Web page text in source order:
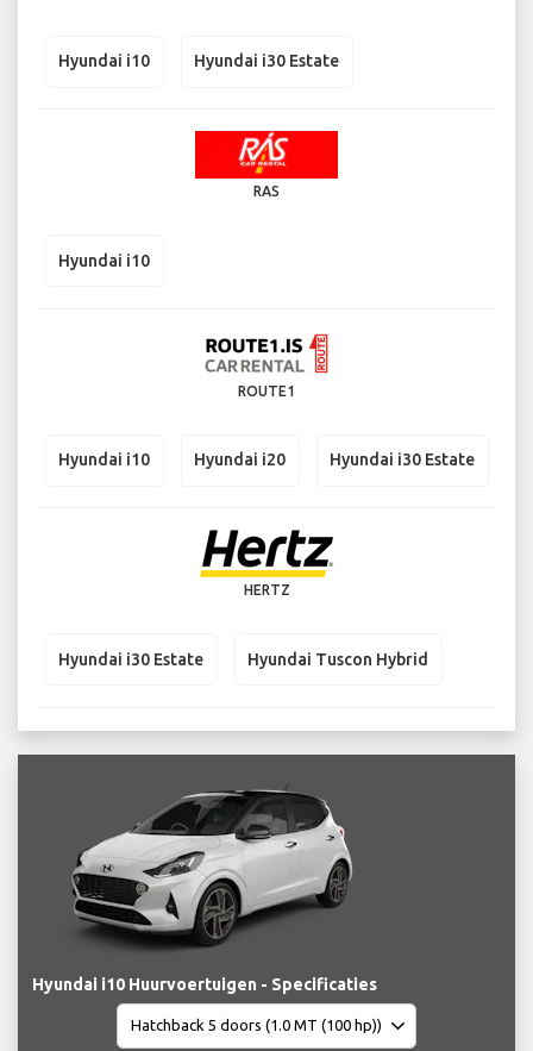
Hyundai i10 Hyundai i30 Estate
RAS
Hyundai i10
ROUTE1
Hyundai i10 Hyundai i20 Hyundai i30 Estate
HERTZ
Hyundai i30 Estate Hyundai Tuscon Hybrid
Hyundai i10 Huurvoertuigen - Specificaties